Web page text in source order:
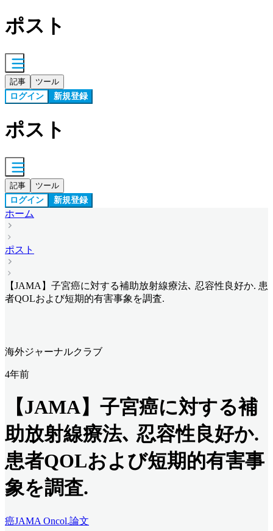
ポスト
記事 ツール
ログイン 新規登録
ポスト
記事 ツール
ログイン 新規登録
ホーム
ポスト
【JAMA】子宮癌に対する補助放射線療法､ 忍容性良好か. 患
者QOLおよび短期的有害事象を調査.
海外ジャーナルクラブ
4年前
【JAMA】子宮癌に対する補
助放射線療法､ 忍容性良好か.
患者QOLおよび短期的有害事
象を調査.
癌JAMA Oncol.論文